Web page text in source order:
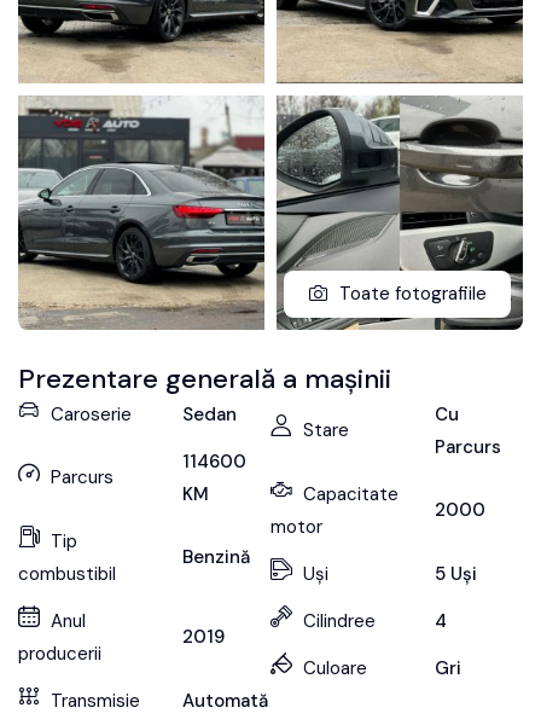
Toate fotografiile
Prezentare generală a mașinii
Caroserie Sedan
Parcurs
114600
KM
Tip
combustibil
Benzină
Anul
producerii
2019
Transmisie Automată
Stare
Cu
Parcurs
Capacitate
motor
2000
Uși
5 Uși
Cilindree
4
Culoare
Gri